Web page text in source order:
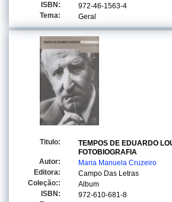
ISBN:
972-46-1563-4
Tema:
Geral
Titulo:
TEMPOS DE EDUARDO
FOTOBIOGRAFIA
Autor:
Maria Manuela Cruzeiro
Editora:
Campo Das Letras
Coleção::
Album
ISBN:
972-610-681-8